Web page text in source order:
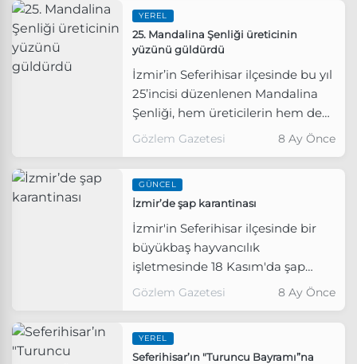
arasındaki bir buçuk kilometrelik
bölümü trafiğe açıldı.
YEREL
25. Mandalina Şenliği üreticinin
yüzünü güldürdü
İzmir’in Seferihisar ilçesinde bu yıl
25’incisi düzenlenen Mandalina
Şenliği, hem üreticilerin hem de
bölge halkının yoğun katılımına
Gözlem Gazetesi 8 Ay Önce
GÜNCEL
İzmir’de şap karantinası
İzmir'in Seferihisar ilçesinde bir
büyükbaş hayvancılık
işletmesinde 18 Kasım'da şap
hastalığı tespit edilmesinin
karantina kararı aldı.
Gözlem Gazetesi 8 Ay Önce
YEREL
Seferihisar’ın "Turuncu Bayramı”na